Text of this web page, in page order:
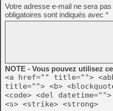
Votre adresse e-mail ne sera pas
obligatoires sont indiqués avec *
NOTE - Vous pouvez utilisez
<a href="" title="">
title=""> <b>
<code> <del
<s> <strike> <strong>